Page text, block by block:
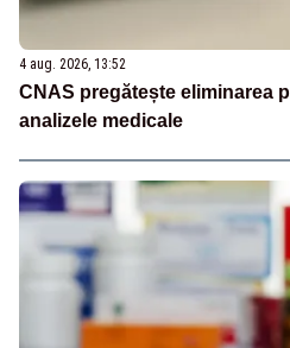
4 aug. 2026, 13:52
CNAS pregătește eliminarea
analizele medicale